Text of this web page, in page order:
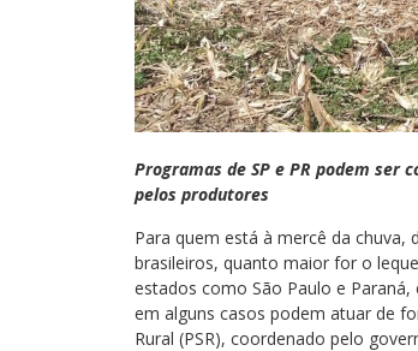
Programas de SP e PR podem ser
pelos produtores
Para quem está à mercê da
brasileiros, quanto maior for o
estados como São Paulo e
em alguns casos podem atuar de
Rural (PSR), coordenado pelo